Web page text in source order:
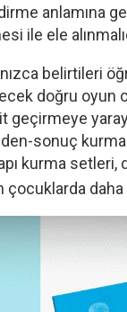
anlamına
ile ele
belirtileri
doğru oyun
sonuç
kurma
daha